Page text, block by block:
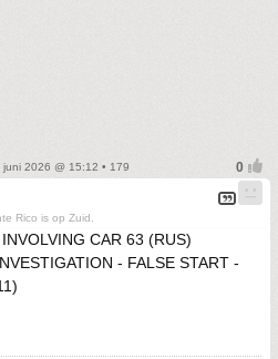
juni 2026 @ 15:12 • 179
Rico is op Zuid.
CAR 63 (RUS)
- FALSE START -